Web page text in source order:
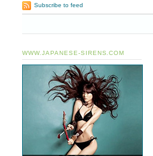
Subscribe to feed
WWW.JAPANESE-SIRENS.COM